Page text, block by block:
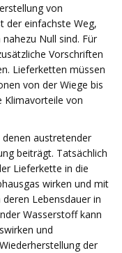
von
der einfachste Weg,
Null sind. Für
Vorschriften
Lieferketten müssen
von der Wiege bis
Klimavorteile von
denen austretender
beiträgt. Tatsächlich
Lieferkette in die
wirken und mit
Lebensdauer in
Wasserstoff kann
und
der